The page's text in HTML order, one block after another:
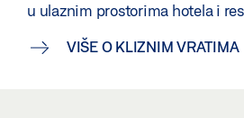
u ulaznim prostorima hotela i
VIŠE O KLIZNIM VRATIMA